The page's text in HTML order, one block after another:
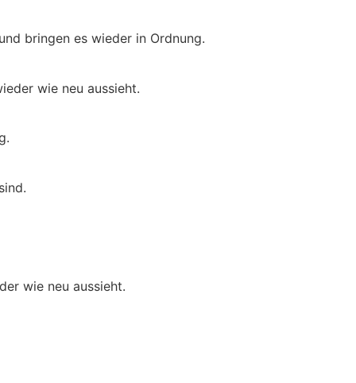
bringen es wieder in Ordnung.
wie neu aussieht.
wie neu aussieht.